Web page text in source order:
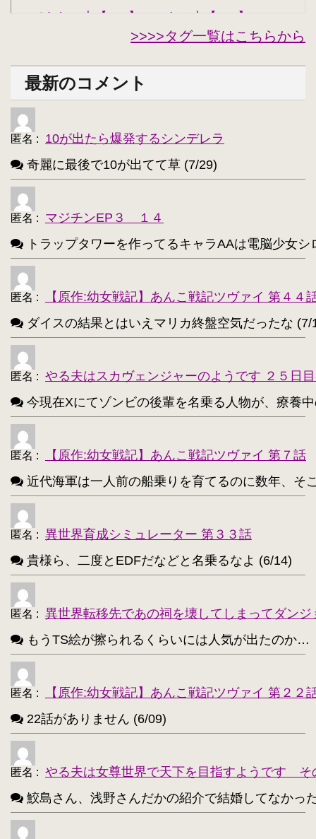
できない夫【262】 キル夫【260】
セシリア・オルコット【240】
西住みほ【237】
・ ミーナ・ディートリンデ・ヴィルケ【223】
・ ニャル子【218】
アルトリア・ペンドラゴン(Fate)【214】
・ ユウキ(SAO)【214】 ・ 古明地こいし【210】
・ アクア(このすば)【208】
・ レミリア・スカーレット(東方project)【203】
・ アイリスフィール・フォン・アインツベルン【
・ 高町なのは【202】 ・ 浅間・智【198】
・ 響(艦これ)【197】 ・ 夜神月【196】
・ アティ(サモンナイト)【194】
・ 西住まほ【189】
・ サーニャ・V・リトヴャク【188】
・
・ 不知火(艦これ)【186】
・ めぐみん(このすば)【172】
・
・ 鹿目まどか【168】
>>>>タグ一覧はこちらから
最新のコメント
匿名 :
10が出たら爆発するシンデレラ
奇麗に最後で10が出てて草 (7/29)
匿名 :
マジチンEP３ １４
トラップタワーを作ってるキャラAAは電脳少女シ
匿名 :
【原作:幼女戦記】あんこ戦記ツヴァイ 第４４
ダイスの結果とはいえマリカ終盤空気だったな (7/
匿名 : やる夫はスカヴェンジャーのようです ２５日
今現在Xにてゾンビの後輩を名乗る人物が、療養
匿名 :
【原作:幼女戦記】あんこ戦記ツヴァイ 第７話
近代海軍は一人前の船乗りを育てるのに数年、そ
匿名 : 異世界育成シミュレーター 第３３話
貴様ら、二度とEDFだなどと名乗るなよ (6/14)
匿名 : 異世界転移先であの祠を壊してしまってダン
もうTS絵が擦られるくらいには人気が出たのか…
匿名 :
【原作:幼女戦記】あんこ戦記ツヴァイ 第２２
22話がありません (6/09)
匿名 : やる夫は女尊世界で天下を目指すようです そ
鮫島さん、浅野さんだかの紹介で結婚してなかっ